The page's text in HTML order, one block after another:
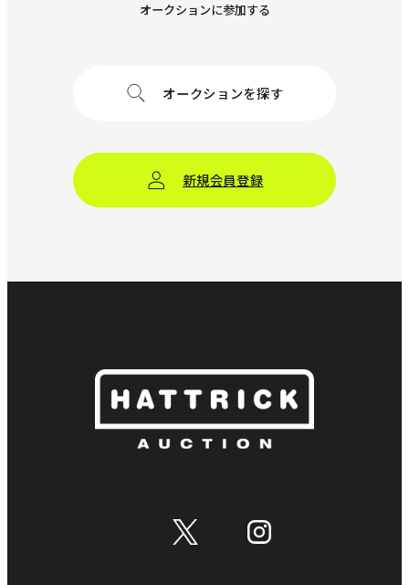
オークションに参加する
オークションを探す
新規会員登録